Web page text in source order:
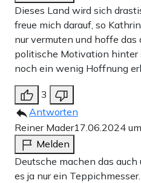
Dieses Land wird sich
freue mich darauf, so
nur vermuten und hoffe
politische Motivation hinter
noch ein wenig Hoffnung
3
Antworten
Reiner Mader17.06.2024
Melden
Deutsche machen das
es ja nur ein